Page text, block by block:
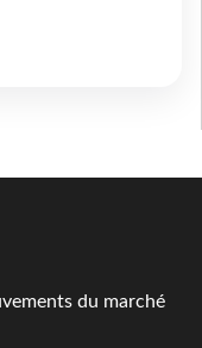
du marché